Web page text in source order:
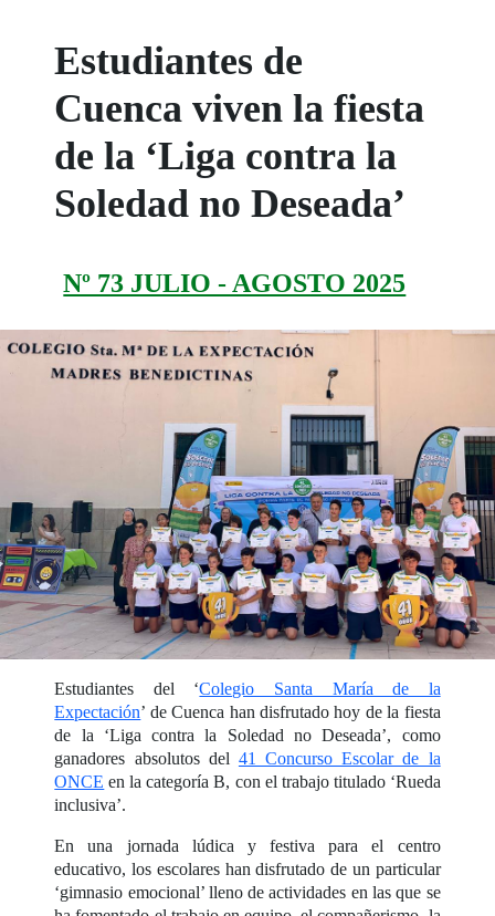
Estudiantes de
Cuenca viven la fiesta
de la ‘Liga contra la
Soledad no Deseada’
Nº 73 JULIO - AGOSTO 2025
Estudiantes del ‘Colegio Santa María de la
Expectación’ de Cuenca han disfrutado hoy de la fiesta
de la ‘Liga contra la Soledad no Deseada’, como
ganadores absolutos del 41 Concurso Escolar de la
ONCE en la categoría B, con el trabajo titulado ‘Rueda
inclusiva’.
En una jornada lúdica y festiva para el centro
educativo, los escolares han disfrutado de un particular
‘gimnasio emocional’ lleno de actividades en las que se